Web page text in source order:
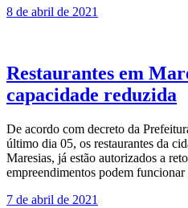
8 de abril de 2021
Restaurantes em
capacidade reduzida
De acordo com decreto da
último dia 05, os restaurantes da
Maresias, já estão autorizados a
empreendimentos podem
7 de abril de 2021